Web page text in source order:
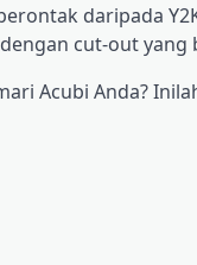
daripada
cut-out
Acubi Anda?